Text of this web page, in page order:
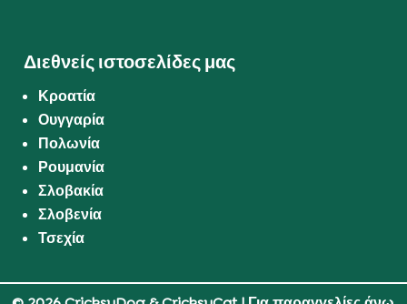
Διεθνείς ιστοσελίδες μας
Κροατία
Ουγγαρία
Πολωνία
Ρουμανία
Σλοβακία
Σλοβενία
Τσεχία